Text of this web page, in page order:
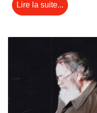
Lire la suite...